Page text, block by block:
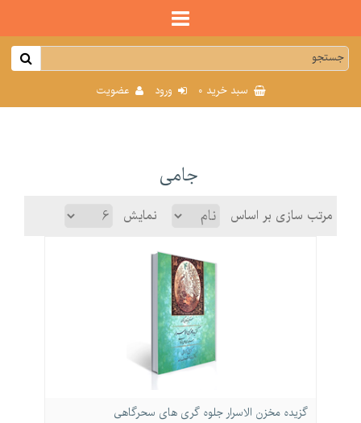
سبد خرید 0 ورود عضویت
جامی
مرتب سازی بر اساس نمایش
گزیده مخزن الاسرار جلوه گری های سحرگاهی